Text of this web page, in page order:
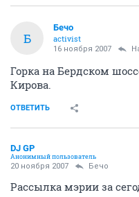
Б
Бечо
activist
16 ноября 2007
Горка на Бердском
Кирова.
ОТВЕТИТЬ
DJ GP
Анонимный пользователь
20 ноября 2007 Бечо
Рассылка мэрии за